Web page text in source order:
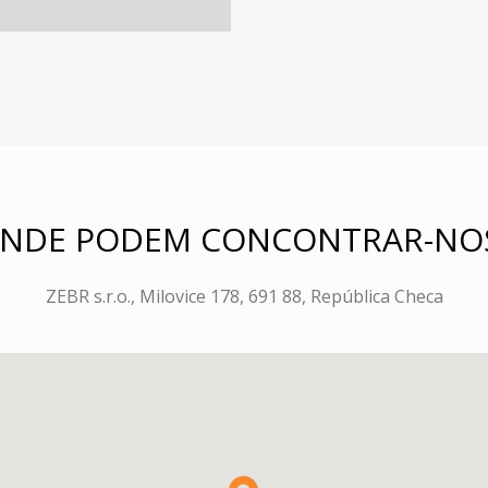
PODEM CONCONTRAR-
ZEBR s.r.o., Milovice 178, 691 88, República Checa